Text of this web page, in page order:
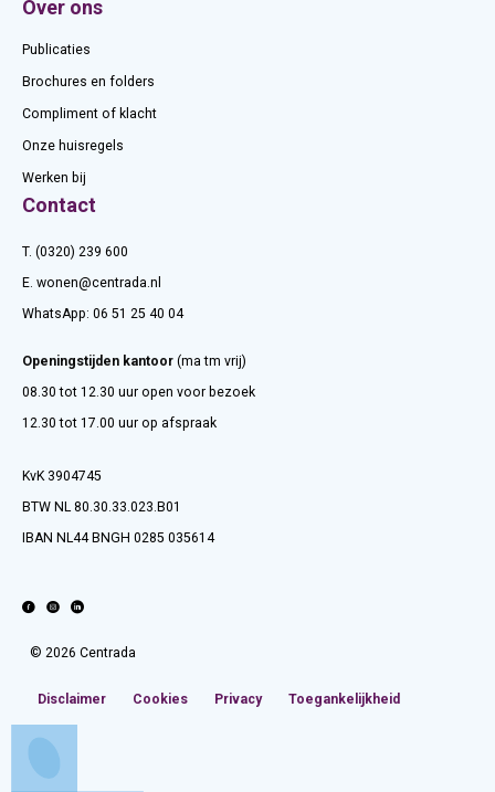
Over ons
Publicaties
Brochures en folders
Compliment of klacht
Onze huisregels
Werken bij
Contact
T. (0320) 239 600
E. wonen@centrada.nl
WhatsApp: 06 51 25 40 04
Openingstijden kantoor (ma tm vrij)
08.30 tot 12.30 uur open voor bezoek
12.30 tot 17.00 uur op afspraak
KvK 3904745
BTW NL 80.30.33.023.B01
IBAN NL44 BNGH 0285 035614
© 2026 Centrada
Disclaimer Cookies Privacy Toegankelijkheid